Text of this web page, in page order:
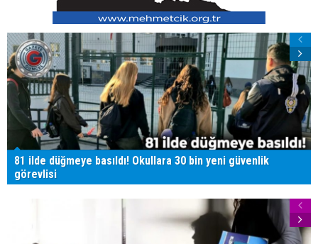
81 ilde düğmeye basıldı! Okullara 30 bin yeni güvenlik
görevlisi